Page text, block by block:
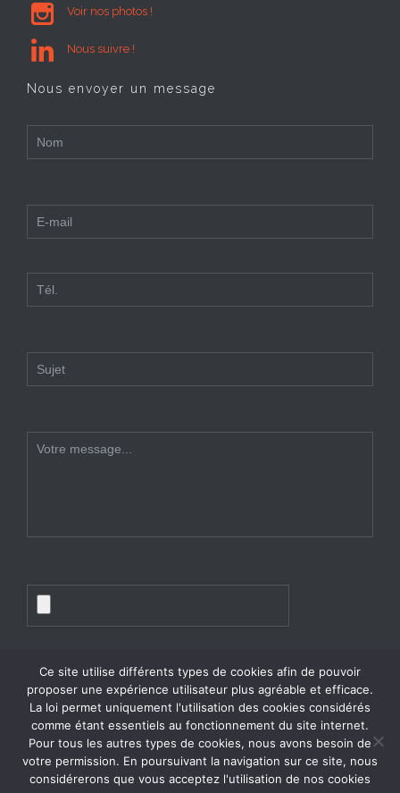
 Voir nos photos !
 Nous suivre !
Nous envoyer un message
Ce site utilise différents types de cookies afin de pouvoir
proposer une expérience utilisateur plus agréable et efficace.
La loi permet uniquement l'utilisation des cookies considérés
comme étant essentiels au fonctionnement du site internet.
Pour tous les autres types de cookies, nous avons besoin de
votre permission. En poursuivant la navigation sur ce site, nous
considérerons que vous acceptez l'utilisation de nos cookies